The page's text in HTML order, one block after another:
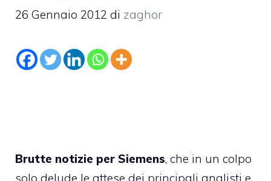
26 Gennaio 2012 di zaghor
Brutte notizie per Siemens, che in un colpo
solo delude le attese dei principali analisti e